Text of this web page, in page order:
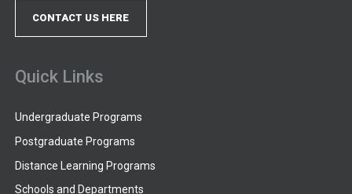
CONTACT US HERE
Quick Links
Undergraduate Programs
Postgraduate Programs
Distance Learning Programs
Schools and Departments